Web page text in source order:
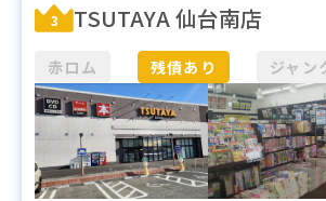
3 TSUTAYA 仙台南店
赤ロム 残債あり ジャン